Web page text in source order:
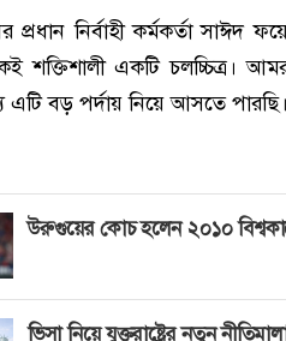
প্রধান নির্বাহী কর্মকর্তা
শক্তিশালী একটি চলচ্চিত্র।
এটি বড় পর্দায় নিয়ে আসতে
উরুগুয়ের কোচ হলেন ২০১০
ভিসা নিয়ে যুক্তরাষ্ট্রের নতুন